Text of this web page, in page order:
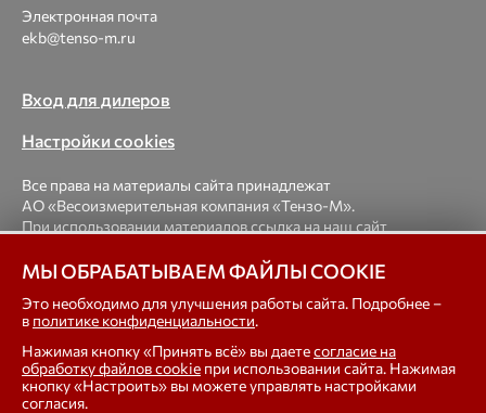
Электронная почта
ekb@tenso-m.ru
Вход для дилеров
Настройки cookies
Все права на материалы сайта принадлежат
АО «Весоизмерительная компания «Тензо-М».
При использовании материалов ссылка на наш сайт
© 1998-2026 Весоизмерительная компания «Тензо-М» —
платформенные, крановые, вагонные, бункерные,
автомобильные весы, весовые дозаторы для фасовки,
тензодатчики
МЫ ОБРАБАТЫВАЕМ ФАЙЛЫ COOKIE
Это необходимо для улучшения работы сайта. Подробнее –
в политике конфиденциальности.
Нажимая кнопку «Принять всё» вы даетесогласие на
обработку файлов cookie при использовании сайта. Нажимая
кнопку «Настроить» вы можете управлять настройками
согласия.